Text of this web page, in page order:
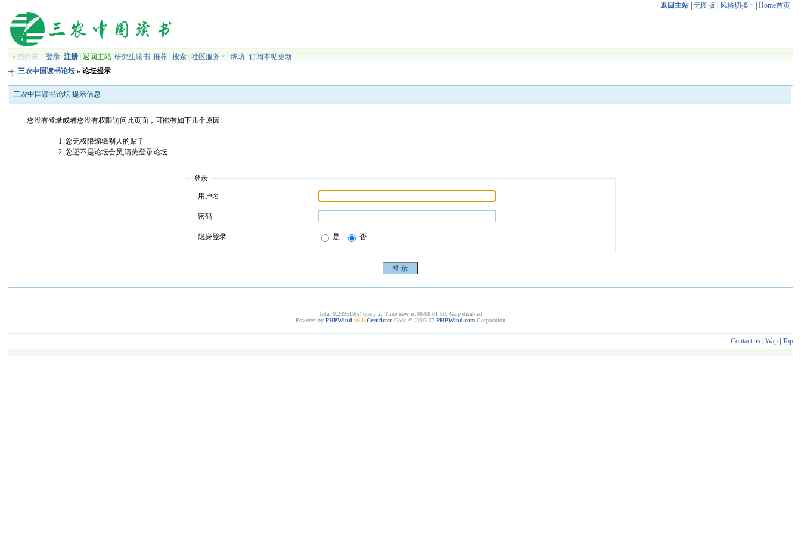
返回主站| 无图版 风格切换 Home首页
» 您尚未登录 注册 |返回主站 |研究生读书 |推荐 |搜索 |社区服务 |帮助 |订阅本帖更新
三农中国读书论坛 » 论坛提示
三农中国读书论坛 提示信息
您没有登录或者您没有权限访问此页面，可能有如下几个原因:
您无权限编辑别人的贴子
您还不是论坛会员,请先登录论坛
登录
用户名
密码
隐身登录 是 否
Total 0.239518(s) query 2, Time now is:08-08 01:50, Gzip disabled
Powered by PHPWind v6.0 Certificate Code © 2003-07 PHPWind.com Corporation
Contact us| Wap| Top